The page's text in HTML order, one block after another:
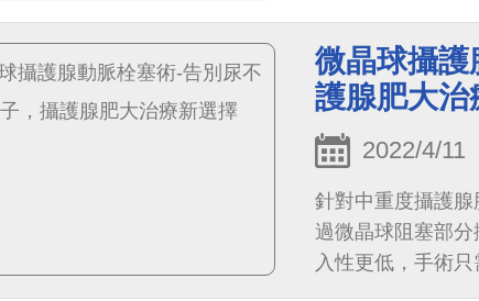
療過程只需放鬆
微晶球攝護
護腺肥大治
2022/4/11
針對中重度攝護
過微晶球阻塞部
入性更低，手術